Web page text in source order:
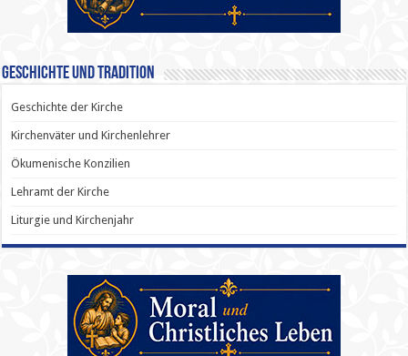
Geschichte und Tradition
Geschichte der Kirche
Kirchenväter und Kirchenlehrer
Ökumenische Konzilien
Lehramt der Kirche
Liturgie und Kirchenjahr